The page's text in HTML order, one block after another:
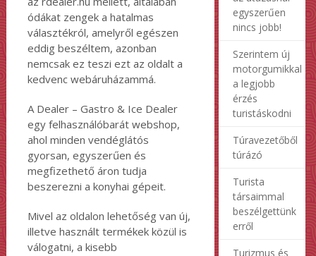
ódákat zengek a hatalmas
választékról, amelyről egészen
eddig beszéltem, azonban
nemcsak ez teszi ezt az oldalt a
kedvenc webáruházammá.
A Dealer – Gastro & Ice Dealer
egy felhasználóbarát webshop,
ahol minden vendéglátós
gyorsan, egyszerűen és
megfizethető áron tudja
beszerezni a konyhai gépeit.
Mivel az oldalon lehetőség van új,
illetve használt termékek közül is
válogatni, a kisebb
egyszerűen
nincs jobb!
Szerintem új
motorgumikkal
a legjobb
érzés
turistáskodni
Túravezetőből
túrázó
Turista
társaimmal
beszélgettünk
erről
Turizmus és